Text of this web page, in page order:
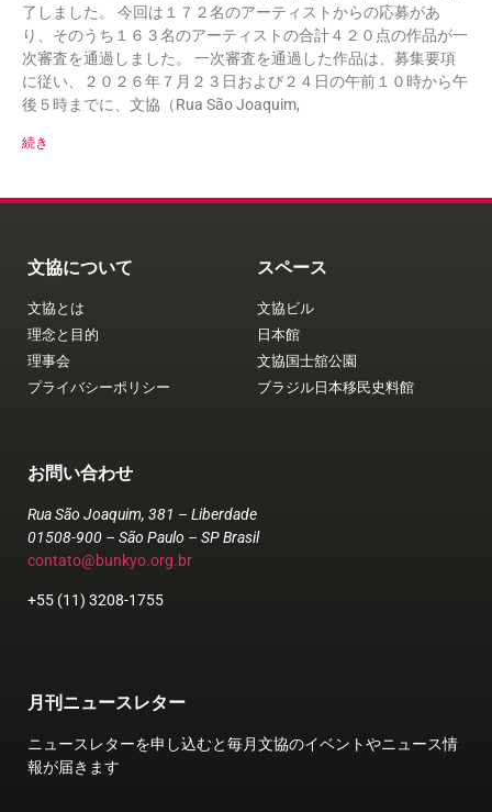
了しました。 今回は１７２名のアーティストからの応募があ
り、そのうち１６３名のアーティストの合計４２０点の作品が一
次審査を通過しました。 一次審査を通過した作品は、募集要項
に従い、２０２６年７月２３日および２４日の午前１０時から午
後５時までに、文協（Rua São Joaquim,
続き
文協について
文協とは
理念と目的
理事会
プライバシーポリシー
スペース
文協ビル
日本館
文協国士舘公園
ブラジル日本移民史料館
お問い合わせ
Rua São Joaquim, 381 – Liberdade
01508-900 – São Paulo – SP Brasil
contato@bunkyo.org.br
+55 (11) 3208-1755
月刊ニュースレター
ニュースレターを申し込むと毎月文協のイベントやニュース情
報が届きます